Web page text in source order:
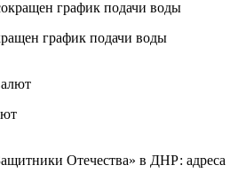
график подачи воды